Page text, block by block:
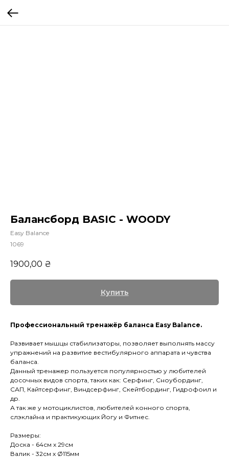
Балансборд BASIC - WOODY
Easy Balance
1069
1900,00 ₴
Купить
Профессиональный тренажёр баланса Easy Balance.
Развивает мышцы стабилизаторы, позволяет выполнять массу
упражнений на развитие вестибулярного аппарата и чувства
баланса.
Данный тренажер пользуется популярностью у любителей
досочных видов спорта, таких как: Серфинг, Сноубординг,
САП, Кайтсерфинг, Виндсерфинг, Скейтбординг, Гидрофоил и
др.
А так же у мотоциклистов, любителей конного спорта,
слэклайна и практикующих Йогу и Фитнес.
Размеры:
Доска - 64см х 29см
Валик - 32см х Ø115мм